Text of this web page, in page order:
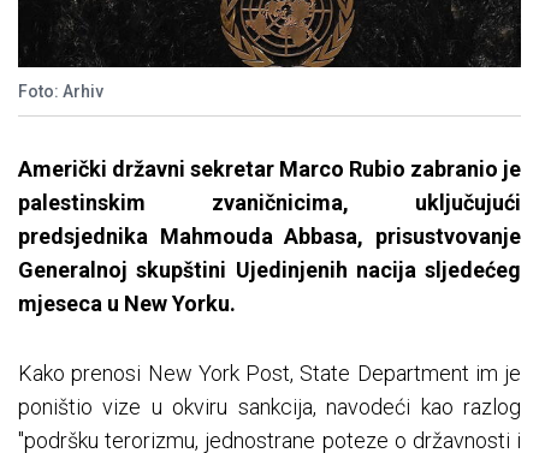
Foto: Arhiv
Američki državni sekretar Marco Rubio zabranio je
palestinskim zvaničnicima, uključujući
predsjednika Mahmouda Abbasa, prisustvovanje
Generalnoj skupštini Ujedinjenih nacija sljedećeg
mjeseca u New Yorku.
Kako prenosi New York Post, State Department im je
poništio vize u okviru sankcija, navodeći kao razlog
"podršku terorizmu, jednostrane poteze o državnosti i